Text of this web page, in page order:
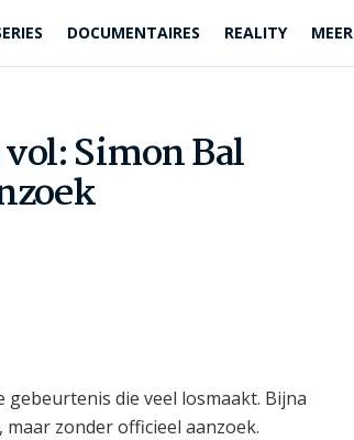
DOCUMENTAIRES REALITY MEER
Simon Bal
die veel losmaakt. Bijna
zonder officieel aanzoek.